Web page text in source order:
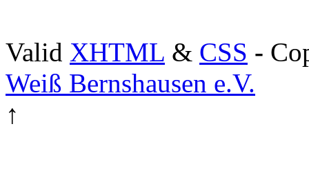
Valid XHTML & CSS -
Weiß Bernshausen e.V.
↑